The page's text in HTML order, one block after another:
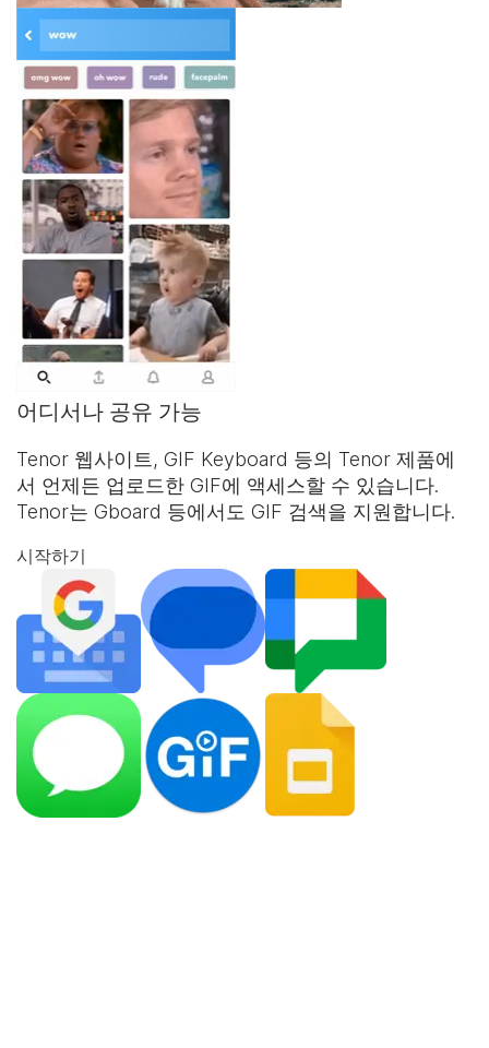
어디서나 공유 가능
Tenor 웹사이트, GIF Keyboard 등의 Tenor 제품에
서 언제든 업로드한 GIF에 액세스할 수 있습니다.
Tenor는 Gboard 등에서도 GIF 검색을 지원합니다.
시작하기